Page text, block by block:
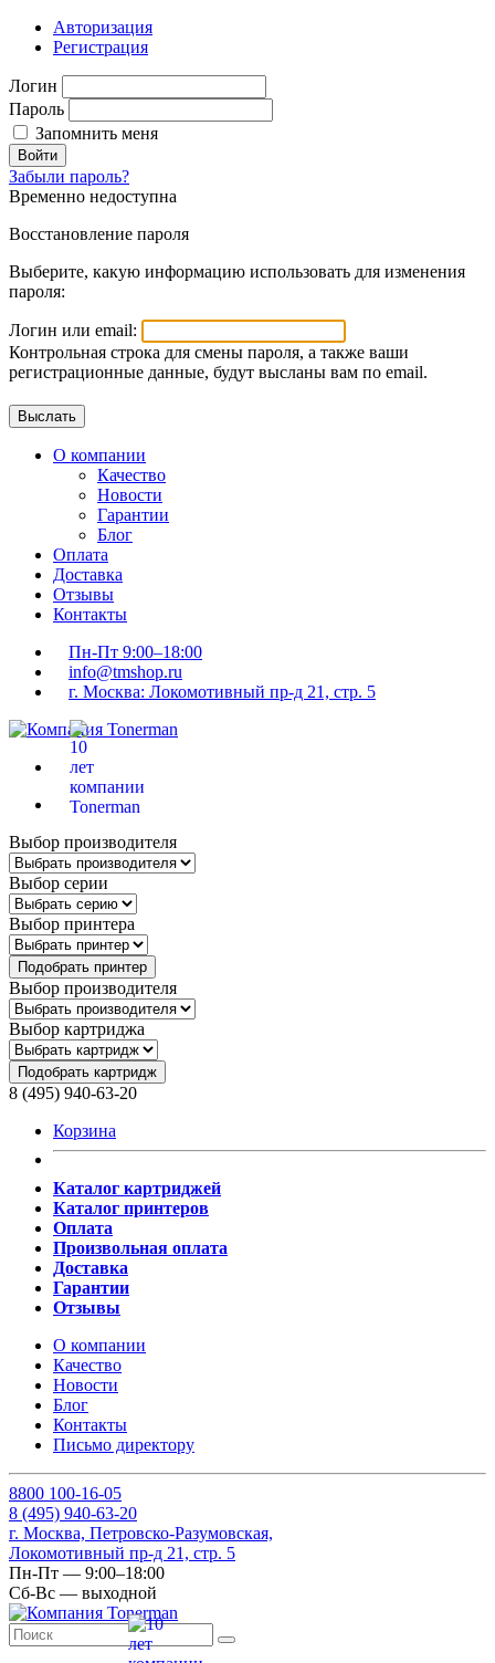
Авторизация
Регистрация
Логин
Пароль
Запомнить меня
Войти
Забыли пароль?
Временно недоступна
Восстановление пароля
Выберите, какую информацию использовать для изменения
пароля:
Логин или email:
Контрольная строка для смены пароля, а также ваши
регистрационные данные, будут высланы вам по email.
О компании
Качество
Новости
Гарантии
Блог
Оплата
Доставка
Отзывы
Контакты
Пн-Пт 9:00–18:00
info@tmshop.ru
г. Москва: Локомотивный пр-д 21, стр. 5
Выбор производителя
Выбор серии
Выбор принтера
Подобрать принтер
Выбор производителя
Выбор картриджа
Подобрать картридж
8 (495) 940-63-20
Корзина
Каталог картриджей
Каталог принтеров
Оплата
Произвольная оплата
Доставка
Гарантии
Отзывы
О компании
Качество
Новости
Блог
Контакты
Письмо директору
8800 100-16-05
8 (495) 940-63-20
г. Москва, Петровско-Разумовская,
Локомотивный пр-д 21, стр. 5
Пн-Пт — 9:00–18:00
Сб-Вс — выходной